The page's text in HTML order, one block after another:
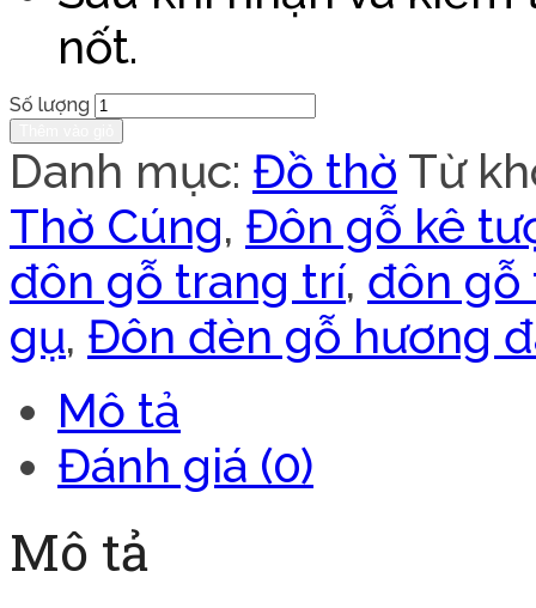
nốt.
Số lượng
Danh mục: Đồ thờ Từ
Thờ Cúng, Đôn gỗ kê
đôn gỗ trang trí, đôn gỗ
gụ, Đôn đèn gỗ hương
Mô tả
Đánh giá (0)
Mô tả